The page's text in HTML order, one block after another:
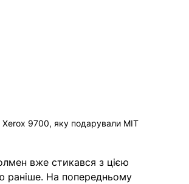
9700, яку подарували МІТ
вже стикався з цією
раніше. На попередньому